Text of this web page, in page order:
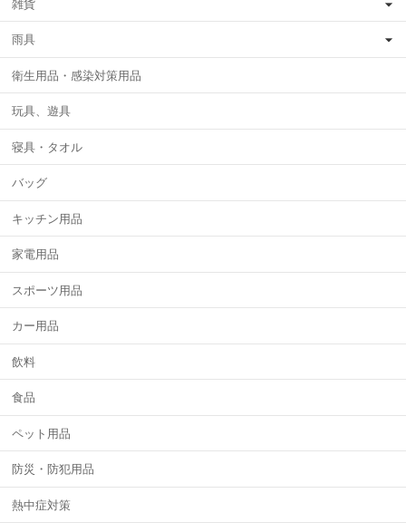
雑貨
雨具
衛生用品・感染対策用品
玩具、遊具
寝具・タオル
バッグ
キッチン用品
家電用品
スポーツ用品
カー用品
飲料
食品
ペット用品
防災・防犯用品
熱中症対策